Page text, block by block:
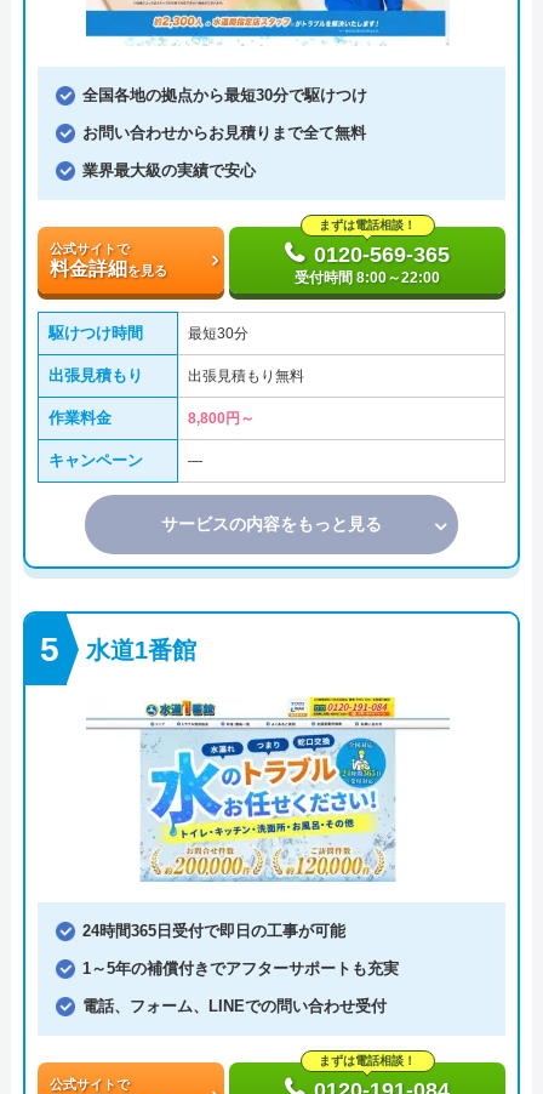
全国各地の拠点から最短30分で駆けつけ
お問い合わせからお見積りまで全て無料
業界最大級の実績で安心
公式サイトで
料金詳細を見る
まずは電話相談！
0120-569-365
受付時間 8:00～22:00
駆けつけ時間 最短30分
出張見積もり 出張見積もり無料
作業料金 8,800円～
キャンペーン ―
サービスの内容をもっと見る
水道1番館
24時間365日受付で即日の工事が可能
1～5年の補償付きでアフターサポートも充実
電話、フォーム、LINEでの問い合わせ受付
公式サイトで
まずは電話相談！